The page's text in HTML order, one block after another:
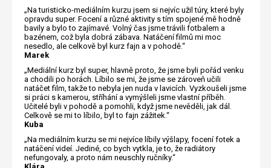
„Na turisticko-mediálním kurzu jsem si nejvíc užil túry, které byly
opravdu super. Focení a různé aktivity s tím spojené mě hodně
bavily a bylo to zajímavé. Volný čas jsme trávili fotbalem a
bazénem, což byla dobrá zábava. Natáčení filmů mi moc
nesedlo, ale celkově byl kurz fajn a v pohodě.“
Marek
„Mediální kurz byl super, hlavně proto, že jsme byli pořád venku
a chodili po horách. Líbilo se mi, že jsme se zároveň učili
natáčet film, takže to nebyla jen nuda v lavicích. Vyzkoušeli jsme
si práci s kamerou, stříhání a vymýšleli jsme vlastní příběh.
Učitelé byli v pohodě a pomohli, když jsme nevěděli, jak dál.
Celkově se mi to líbilo, byl to fajn zážitek.“
Kuba
„Na mediálním kurzu se mi nejvíce líbily výšlapy, focení fotek a
natáčení videí. Jediné, co bych vytkla, je to, že radiátory
nefungovaly, a proto nám neuschly ručníky.“